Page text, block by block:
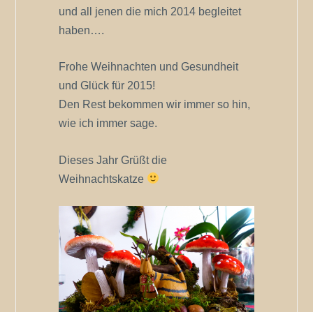
und all jenen die mich 2014 begleitet
haben….
Frohe Weihnachten und Gesundheit
und Glück für 2015!
Den Rest bekommen wir immer so hin,
wie ich immer sage.
Dieses Jahr Grüßt die
Weihnachtskatze